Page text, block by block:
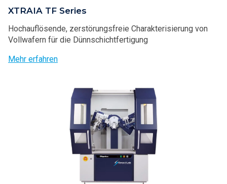
XTRAIA TF Series
Hochauflösende, zerstörungsfreie Charakterisierung von
Vollwafern für die Dünnschichtfertigung
Mehr erfahren